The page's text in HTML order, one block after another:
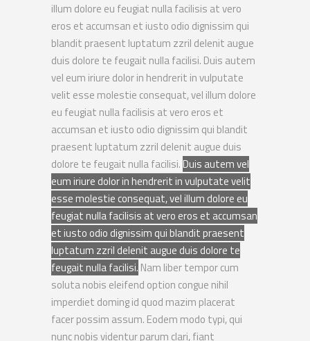
illum dolore eu feugiat nulla facilisis at vero
eros et accumsan et iusto odio dignissim qui
blandit praesent luptatum zzril delenit augue
duis dolore te feugait nulla facilisi. Duis autem
vel eum iriure dolor in hendrerit in vulputate
velit esse molestie consequat, vel illum dolore
eu feugiat nulla facilisis at vero eros et
accumsan et iusto odio dignissim qui blandit
praesent luptatum zzril delenit augue duis
dolore te feugait nulla facilisi.Duis autem vel
eum iriure dolor in hendrerit in vulputate velit
esse molestie consequat, vel illum dolore eu
feugiat nulla facilisis at vero eros et accumsan
et iusto odio dignissim qui blandit praesent
luptatum zzril delenit augue duis dolore te
feugait nulla facilisi. Nam liber tempor cum
soluta nobis eleifend option congue nihil
imperdiet doming id quod mazim placerat
facer possim assum. Eodem modo typi, qui
nunc nobis videntur parum clari, fiant